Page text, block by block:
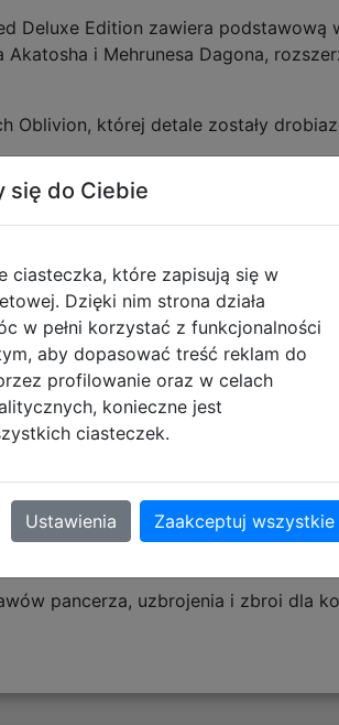
Deluxe Edition zawiera
i Mehrunesa Dagona,
Oblivion, której detale zostały
maga lub sprytnego kowala
niezapomnianą obsadę postaci. Po
najazdu.
wydanymi dodatkami
Scrolls IV: Oblivion Remastered.
gry
Vile Lair, Mehrune’s Razor, The
pancerza, uzbrojenia i zbroi dla
się do Ciebie
ciasteczka, które zapisują się w
Dzięki nim strona działa
w pełni korzystać z funkcjonalności
aby dopasować treść reklam do
profilowanie oraz w celach
konieczne jest
ciasteczek.
Ustawienia Zaakceptuj wszystkie